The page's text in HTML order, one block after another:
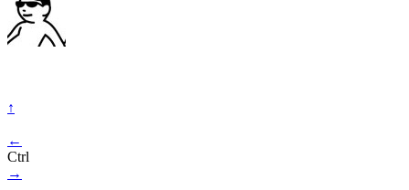
↑
←
Ctrl
→